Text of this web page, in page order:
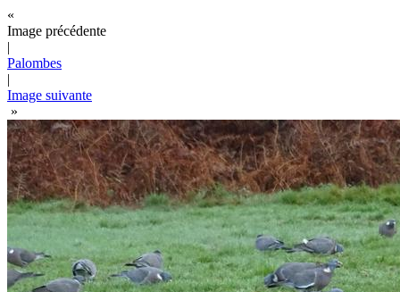
«
Image précédente
|
Palombes
|
Image suivante
»